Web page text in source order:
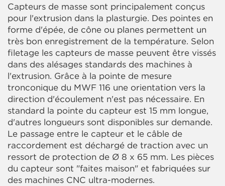
Capteurs de masse sont principalement conçus
pour l'extrusion dans la plasturgie. Des pointes en
forme d'épée, de cône ou planes permettent un
très bon enregistrement de la température. Selon
filetage les capteurs de masse peuvent être vissés
dans des alésages standards des machines à
l'extrusion. Grâce à la pointe de mesure
tronconique du MWF 116 une orientation vers la
direction d'écoulement n'est pas nécessaire. En
standard la pointe du capteur est 15 mm longue,
d'autres longueurs sont disponibles sur demande.
Le passage entre le capteur et le câble de
raccordement est déchargé de traction avec un
ressort de protection de Ø 8 x 65 mm. Les pièces
du capteur sont "faites maison" et fabriquées sur
des machines CNC ultra-modernes.